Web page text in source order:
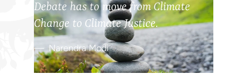
Debate has to move from Climate
Change to Climate Justice.
Narendra Modi